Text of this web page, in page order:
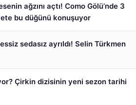
ağzını açtı! Como Gölü’nde 3
bu düğünü konuşuyor
sedasız ayrıldı! Selin Türkmen
Çirkin dizisinin yeni sezon tarihi